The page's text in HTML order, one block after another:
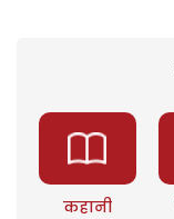
कहानी